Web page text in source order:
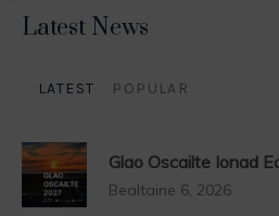
Latest News
LATEST POPULAR
Glao Oscailte Ionad
Bealtaine 6, 2026